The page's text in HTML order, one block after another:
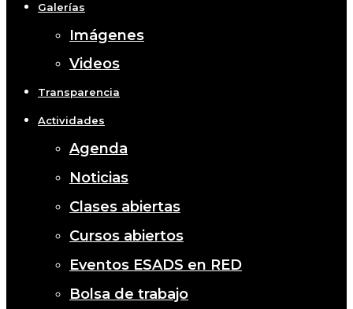
Galerías
Imágenes
Videos
Transparencia
Actividades
Agenda
Noticias
Clases abiertas
Cursos abiertos
Eventos ESADS en RED
Bolsa de trabajo